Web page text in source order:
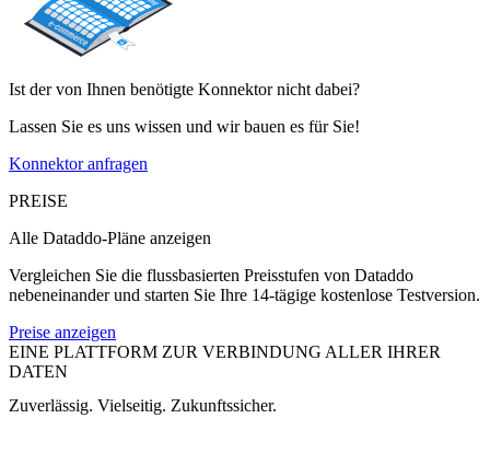
Ist der von Ihnen benötigte Konnektor nicht dabei?
Lassen Sie es uns wissen und wir bauen es für Sie!
Konnektor anfragen
PREISE
Alle Dataddo-Pläne anzeigen
Vergleichen Sie die flussbasierten Preisstufen von Dataddo
nebeneinander und starten Sie Ihre 14-tägige kostenlose Testversion.
Preise anzeigen
EINE PLATTFORM ZUR VERBINDUNG ALLER IHRER
DATEN
Zuverlässig. Vielseitig. Zukunftssicher.